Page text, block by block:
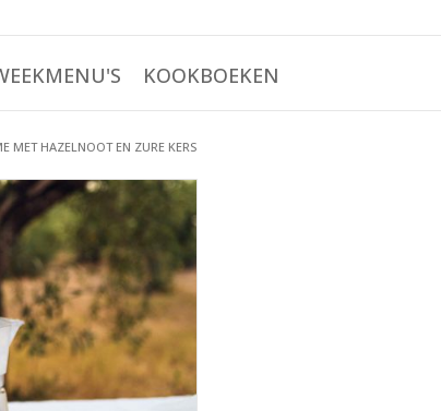
KOOKBOEKEN
MET HAZELNOOT EN ZURE KERS